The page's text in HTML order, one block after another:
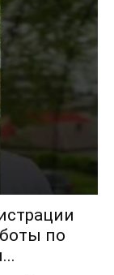
по